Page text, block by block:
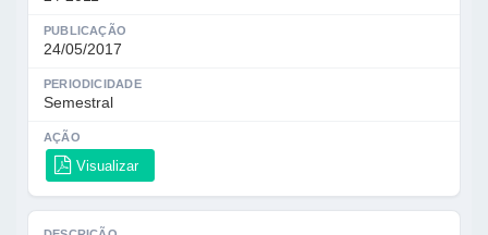
PUBLICAÇÃO
24/05/2017
PERIODICIDADE
Semestral
AÇÃO
Visualizar